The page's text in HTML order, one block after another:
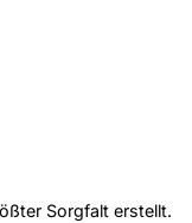
Sorgfalt erstellt.